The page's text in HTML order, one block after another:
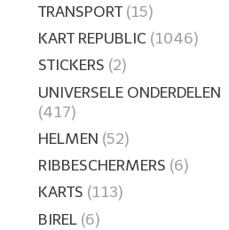
TRANSPORT (15)
KART REPUBLIC (1046)
STICKERS (2)
UNIVERSELE ONDERDELEN
(417)
HELMEN (52)
RIBBESCHERMERS (6)
KARTS (113)
BIREL (6)